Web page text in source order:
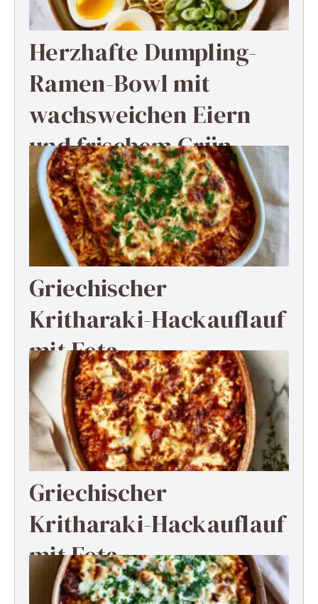
Herzhafte Dumpling-
Ramen-Bowl mit
wachsweichen Eiern
und frischem Grün
Griechischer
Kritharaki-Hackauflauf
mit Feta
Griechischer
Kritharaki-Hackauflauf
mit Feta